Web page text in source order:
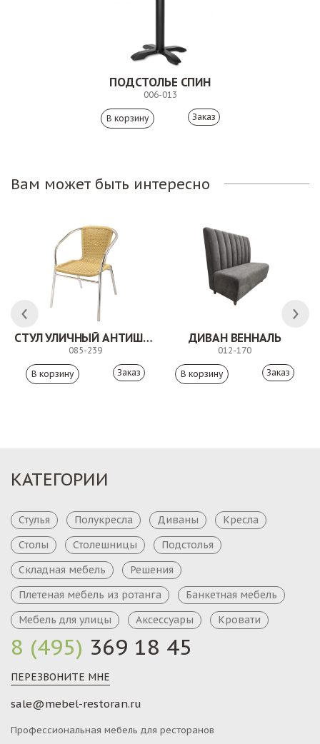
ПОДСТОЛЬЕ СПИН
006-013
Заказ
Вам может быть интересно
СТУЛ УЛИЧНЫЙ АНТИШОН
085-239
Заказ
ДИВАН ВЕННАЛЬ
012-170
Заказ
8 (495) 369 18 45
ПЕРЕЗВОНИТЕ МНЕ
sale@mebel-restoran.ru
Профессиональная мебель для ресторанов
КАТЕГОРИИ
Стулья Полукресла Диваны
Кресла
Столы
Столешницы
Подстолья
Складная мебель
Решения
Плетеная мебель из ротанга
Банкетная мебель
Мебель для улицы
Аксессуары Кровати